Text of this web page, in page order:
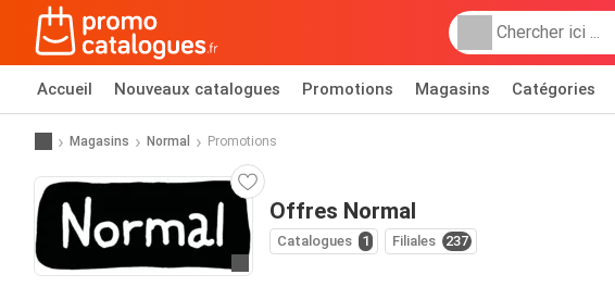
Accueil Nouveaux catalogues Promotions Magasins Catégories
Magasins Normal Promotions
Offres Normal
Catalogues 1 Filiales 237